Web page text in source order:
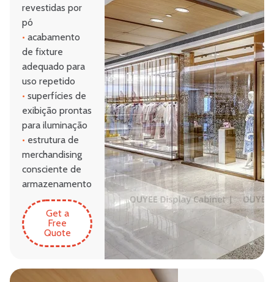
revestidas por
pó
• acabamento
de fixture
adequado para
uso repetido
• superfícies de
exibição prontas
para iluminação
• estrutura de
merchandising
consciente de
armazenamento
Get a
Free
Quote